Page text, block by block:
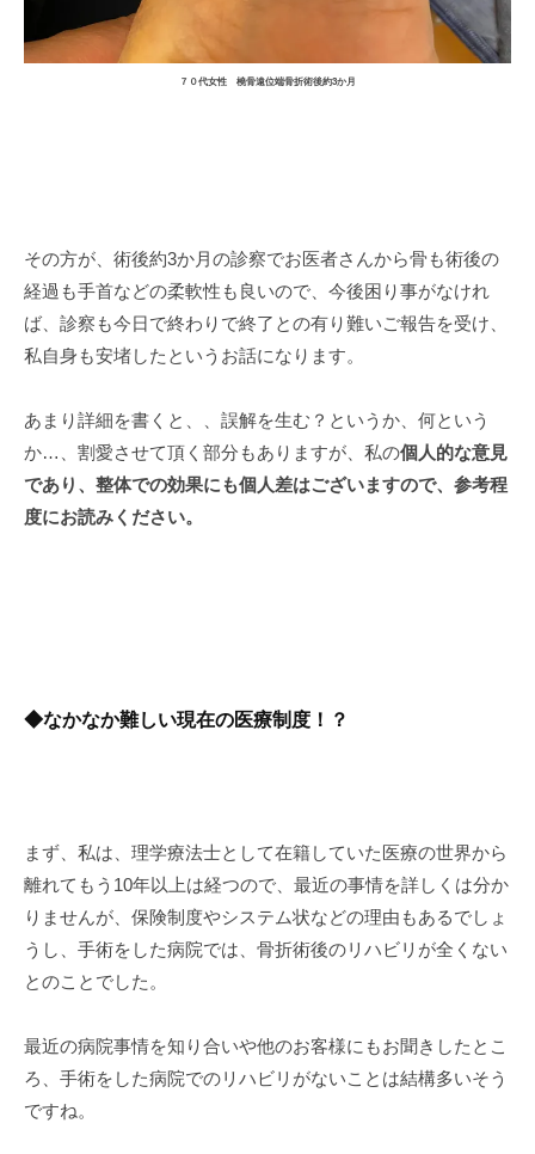
７０代女性 橈骨遠位端骨折術後約3か月
その方が、術後約3か月の診察でお医者さんから骨も術後の
経過も手首などの柔軟性も良いので、今後困り事がなけれ
ば、診察も今日で終わりで終了との有り難いご報告を受け、
私自身も安堵したというお話になります。
あまり詳細を書くと、、誤解を生む？というか、何という
か…、割愛させて頂く部分もありますが、私の個人的な意見
であり、整体での効果にも個人差はございますので、参考程
度にお読みください。
◆なかなか難しい現在の医療制度！？
まず、私は、理学療法士として在籍していた医療の世界から
離れてもう10年以上は経つので、最近の事情を詳しくは分か
りませんが、保険制度やシステム状などの理由もあるでしょ
うし、手術をした病院では、骨折術後のリハビリが全くない
とのことでした。
最近の病院事情を知り合いや他のお客様にもお聞きしたとこ
ろ、手術をした病院でのリハビリがないことは結構多いそう
ですね。